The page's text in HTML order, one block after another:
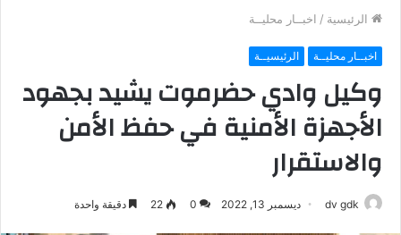
الرئيسية / اخبــار محليــة
اخبــار محليــة الرئيسيــة
وكيل وادي حضرموت يشيد بجهود
الأجهزة الأمنية في حفظ الأمن
والاستقرار
dv gdk ديسمبر 13, 2022 0
22 دقيقة واحدة